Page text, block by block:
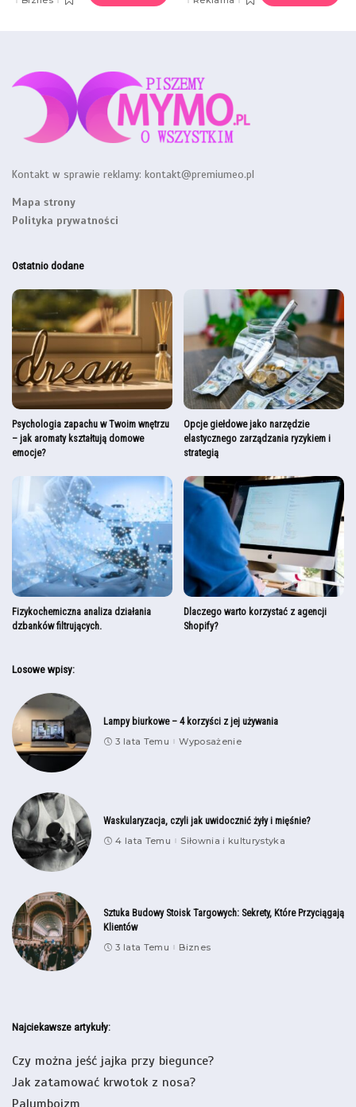
Kontakt w sprawie reklamy: kontakt@premiumeo.pl
Mapa strony
Polityka prywatności
Ostatnio dodane
Psychologia zapachu w Twoim wnętrzu
– jak aromaty kształtują domowe
emocje?
Opcje giełdowe jako narzędzie
elastycznego zarządzania ryzykiem i
strategią
Fizykochemiczna analiza działania
dzbanków filtrujących.
Dlaczego warto korzystać z agencji
Shopify?
Losowe wpisy:
Lampy biurkowe – 4 korzyści z jej używania
3 lata Temu Wyposażenie
Waskularyzacja, czyli jak uwidocznić żyły i mięśnie?
4 lata Temu Siłownia i kulturystyka
Sztuka Budowy Stoisk Targowych: Sekrety, Które Przyciągają
Klientów
3 lata Temu Biznes
Najciekawsze artykuły:
Czy można jeść jajka przy biegunce?
Jak zatamować krwotok z nosa?
Palumboizm